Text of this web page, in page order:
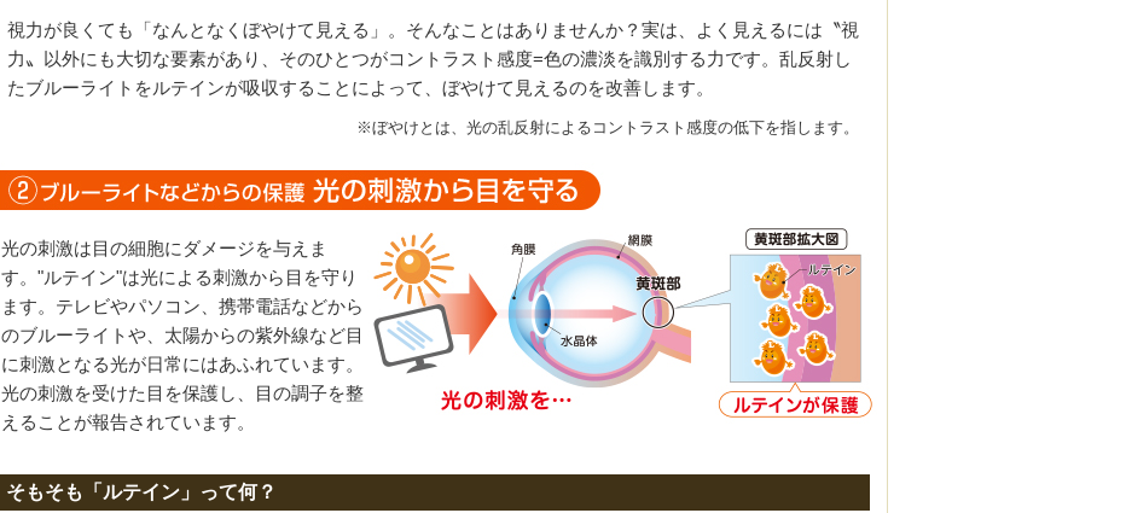
視力が良くても「なんとなくぼやけて見える」。そんなことはありませんか？実は、よく見えるには〝視
力〟以外にも大切な要素があり、そのひとつがコントラスト感度=色の濃淡を識別する力です。乱反射し
たブルーライトをルテインが吸収することによって、ぼやけて見えるのを改善します。
※ぼやけとは、光の乱反射によるコントラスト感度の低下を指します。
光の刺激は目の細胞にダメージを与えま
す。"ルテイン"は光による刺激から目を守り
ます。テレビやパソコン、携帯電話などから
のブルーライトや、太陽からの紫外線など目
に刺激となる光が日常にはあふれています。
光の刺激を受けた目を保護し、目の調子を整
えることが報告されています。
そもそも「ルテイン」って何？